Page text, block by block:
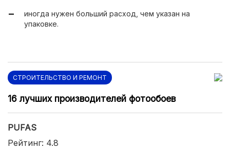
иногда нужен больший расход, чем указан на
упаковке.
СТРОИТЕЛЬСТВО И РЕМОНТ
16 лучших производителей фотообоев
PUFAS
Рейтинг: 4.8